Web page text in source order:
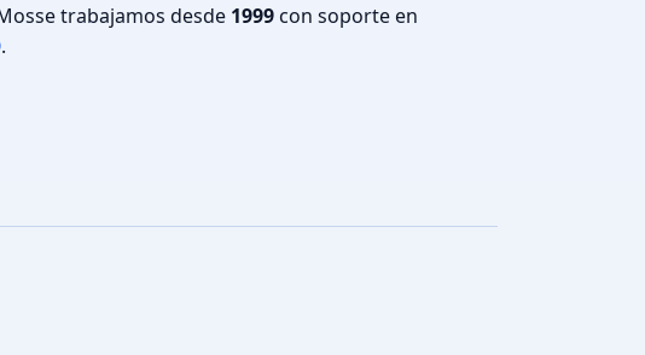
trabajamos desde 1999con soporte en
.